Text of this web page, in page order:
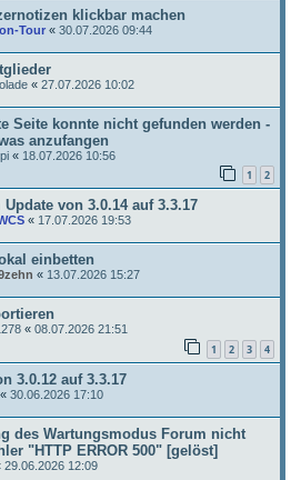
klickbar machen
Tour « 30.07.2026 09:44
« 27.07.2026 10:02
Seite konnte nicht gefunden werden -
anzufangen
« 18.07.2026 10:56
1 2
von 3.0.14 auf 3.3.17
« 17.07.2026 19:53
einbetten
« 13.07.2026 15:27
« 08.07.2026 21:51
1 2 3 4
3.0.12 auf 3.3.17
« 30.06.2026 17:10
des Wartungsmodus Forum nicht
"HTTP ERROR 500" [gelöst]
29.06.2026 12:09